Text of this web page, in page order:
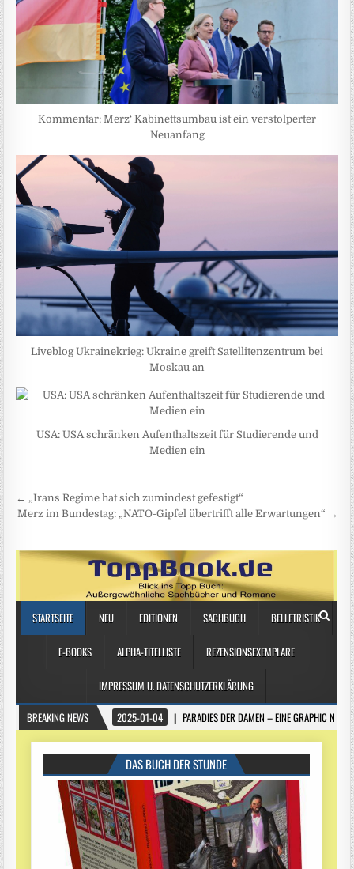
Kommentar: Merz‘ Kabinettsumbau ist ein verstolperter
Neuanfang
Liveblog Ukrainekrieg: Ukraine greift Satellitenzentrum bei
Moskau an
USA: USA schränken Aufenthaltszeit für Studierende und
Medien ein
Beitragsnavigation
← „Irans Regime hat sich zumindest gefestigt“
Merz im Bundestag: „NATO-Gipfel übertrifft alle Erwartungen“ →